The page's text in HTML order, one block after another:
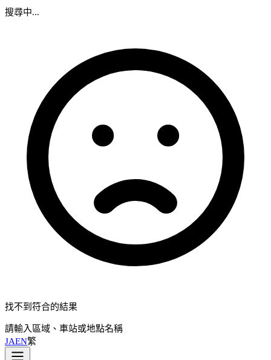
搜尋中...
找不到符合的結果
請輸入區域、車站或地點名稱
JAEN繁